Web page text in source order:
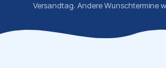
Versandtag. Andere Wunschtermine